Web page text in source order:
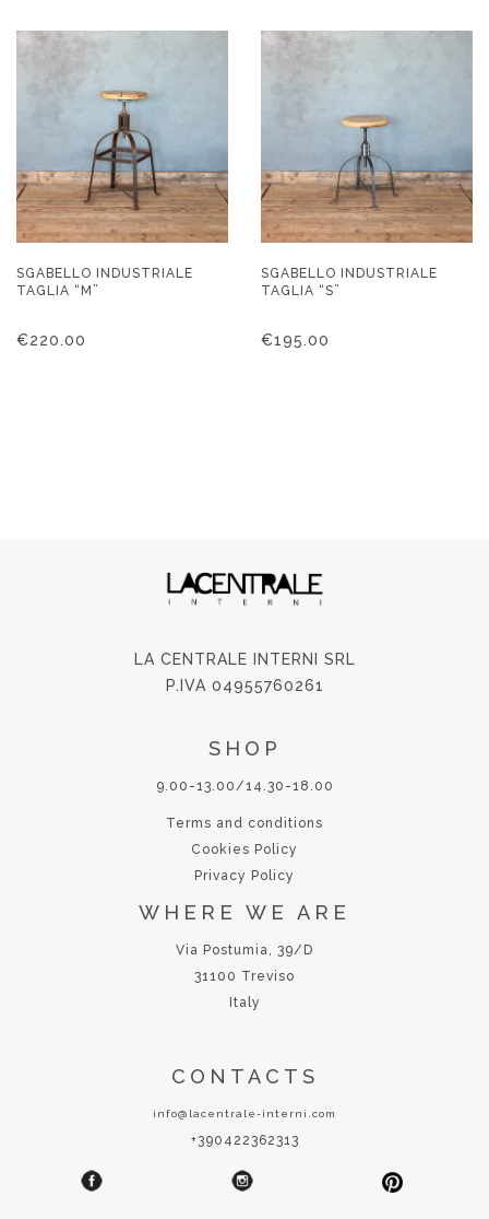
SGABELLO INDUSTRIALE
TAGLIA “M”
€220.00
SGABELLO INDUSTRIALE
TAGLIA “S”
€195.00
LA CENTRALE INTERNI SRL
P.IVA 04955760261
SHOP
9.00-13.00/14.30-18.00
Terms and conditions
Cookies Policy
Privacy Policy
WHERE WE ARE
Via Postumia, 39/D
31100 Treviso
Italy
CONTACTS
info@lacentrale-interni.com
+390422362313